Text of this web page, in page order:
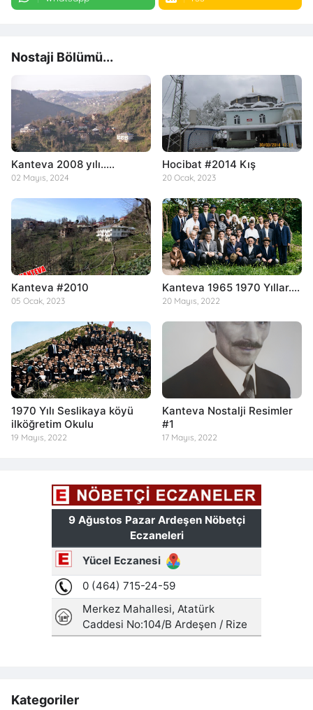
Nostaji Bölümü...
Kanteva 2008 yılı.....
02 Mayıs, 2024
Hocibat #2014 Kış
20 Ocak, 2023
Kanteva #2010
05 Ocak, 2023
Kanteva 1965 1970 Yıllar....
20 Mayıs, 2022
1970 Yılı Seslikaya köyü
ilköğretim Okulu
19 Mayıs, 2022
Kanteva Nostalji Resimler
#1
17 Mayıs, 2022
Kategoriler